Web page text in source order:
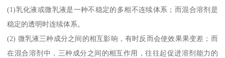
(1)乳化液或微乳液是一种不稳定的多相不连续体系；而混合溶剂是
稳定的透明时连续体系。
(2) 微乳液三种成分之间的相互影响，有时反而会使效果果变差；而
在混合溶剂中，三种成分之间的相互作用，往往起促进溶剂能力的